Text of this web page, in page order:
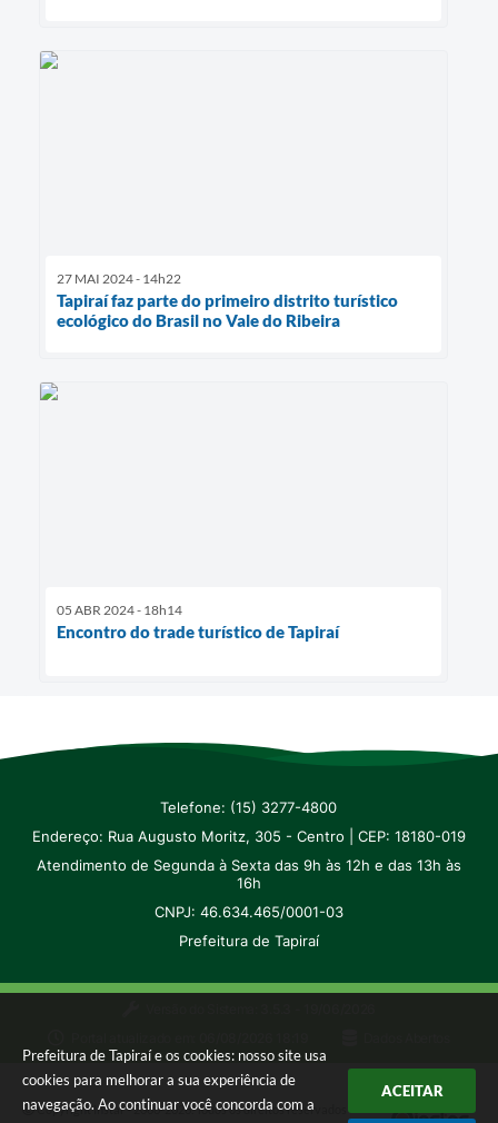
Prefeitura de Tapiraí e os cookies: nosso site usa
cookies para melhorar a sua experiência de
navegação. Ao continuar você concorda com a
ACEITAR
27 MAI 2024 - 14h22
Tapiraí faz parte do primeiro distrito turístico
ecológico do Brasil no Vale do Ribeira
05 ABR 2024 - 18h14
Encontro do trade turístico de Tapiraí
Telefone: (15) 3277-4800
Endereço: Rua Augusto Moritz, 305 - Centro | CEP: 18180-019
Atendimento de Segunda à Sexta das 9h às 12h e das 13h às
16h
CNPJ: 46.634.465/0001-03
Prefeitura de Tapiraí
Copyright Instar - 2006-2026. Todos os direitos reservados -